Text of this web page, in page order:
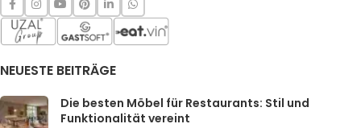
NEUESTE BEITRÄGE
Die besten Möbel für Restaurants: Stil und
Funktionalität vereint